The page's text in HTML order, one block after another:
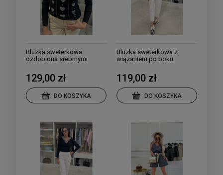
Bluzka sweterkowa
ozdobiona srebrnymi
129,00 zł
DO KOSZYKA
Bluzka sweterkowa z
wiązaniem po boku
119,00 zł
DO KOSZYKA